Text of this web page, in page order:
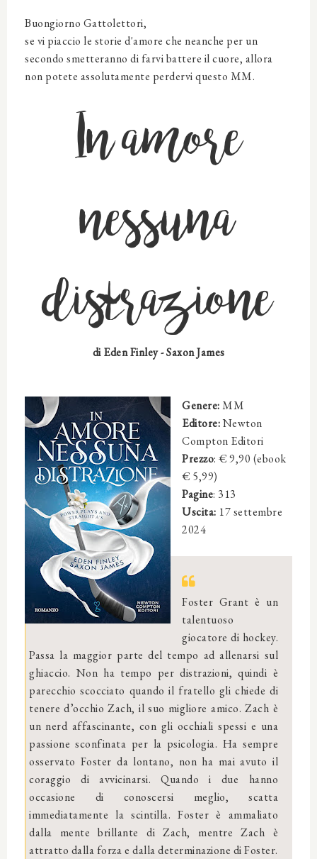
Buongiorno Gattolettori,
se vi piaccio le storie d'amore che neanche per un
secondo smetteranno di farvi battere il cuore, allora
non potete assolutamente perdervi questo MM.
In amore
nessuna
distrazione
di Eden Finley - Saxon James
Genere:MM
Editore:Newton
Compton Editori
Prezzo: € 9,90 (ebook
€ 5,99)
Pagine: 313
Uscita: 17 settembre
2024
Foster Grant è un
talentuoso
giocatore di hockey.
Passa la maggior parte del tempo ad allenarsi sul
ghiaccio. Non ha tempo per distrazioni, quindi è
parecchio scocciato quando il fratello gli chiede di
tenere d’occhio Zach, il suo migliore amico. Zach è
un nerd affascinante, con gli occhiali spessi e una
passione sconfinata per la psicologia. Ha sempre
osservato Foster da lontano, non ha mai avuto il
coraggio di avvicinarsi. Quando i due hanno
occasione di conoscersi meglio, scatta
immediatamente la scintilla. Foster è ammaliato
dalla mente brillante di Zach, mentre Zach è
attratto dalla forza e dalla determinazione di Foster.